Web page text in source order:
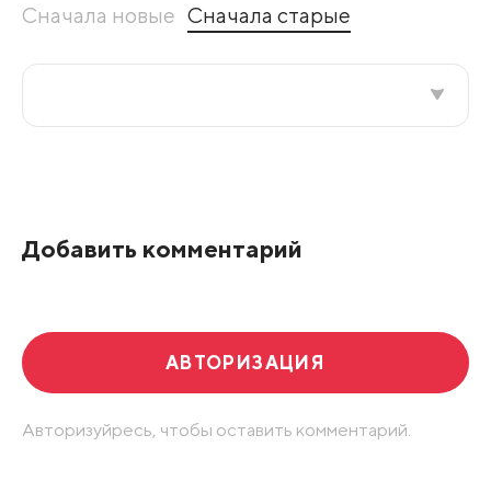
Сначала новые Сначала старые
Добавить комментарий
АВТОРИЗАЦИЯ
Авторизуйресь, чтобы оставить комментарий.